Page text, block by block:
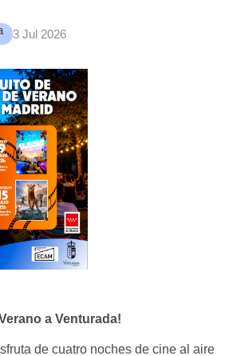
3 Jul 2026
a Venturada!
de cuatro noches de cine al aire